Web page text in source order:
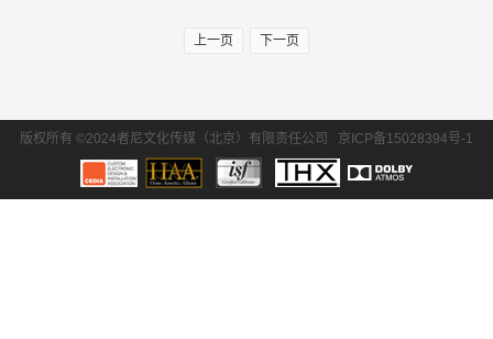
上一页 下一页
版权所有 ©2024者尼文化传媒（北京）有限责任公司 京ICP备15028394号-1